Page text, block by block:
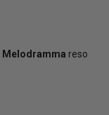
Melodramma reso